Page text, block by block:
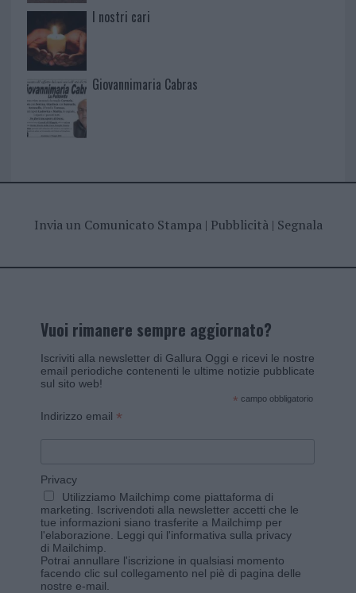
I nostri cari
Giovannimaria Cabras
Invia un Comunicato Stampa| Pubblicità| Segnala
Vuoi rimanere sempre aggiornato?
Iscriviti alla newsletter di Gallura Oggi e ricevi le nostre
email periodiche contenenti le ultime notizie pubblicate
sul sito web!
* campo obbligatorio
Indirizzo email *
Privacy
Utilizziamo Mailchimp come piattaforma di
marketing. Iscrivendoti alla newsletter accetti che le
tue informazioni siano trasferite a Mailchimp per
l'elaborazione. Leggi qui l'informativa sulla privacy
di Mailchimp
Potrai annullare l'iscrizione in qualsiasi momento
facendo clic sul collegamento nel piè di pagina delle
nostre e-mail.